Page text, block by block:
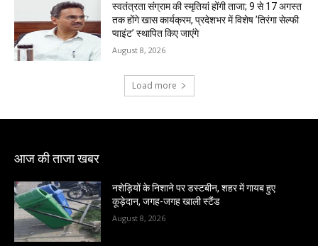
स्वतंत्रता संग्राम की स्मृतियां होंगी ताजा; 9 से 17 अगस्त
तक होंगे खास कार्यक्रम, प्रदेशभर में विशेष ’तिरंगा सेल्फी
प्वाइंट’ स्थापित किए जाएंगे
August 8, 2026
Load more
आज की ताजा खबर
नशेड़ियों के निशाने पर डस्टबीन, शहर में गायब हुए
कूड़ेदान, जगह-जगह खाली स्टैंड
August 8, 2026